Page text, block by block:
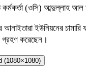
কর্মকর্তা (ওসি) আব্দুল্লাহ আল
ইউনিয়নের চামারি
গ্রহণ করেছেন।
(1080×1080)